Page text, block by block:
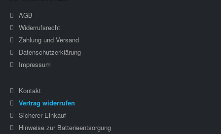
AGB
Widerrufsrecht
Zahlung und Versand
Datenschutzerklärung
Impressum
Kontakt
Vertrag widerrufen
Sicherer Einkauf
Hinweise zur Batterieentsorgung